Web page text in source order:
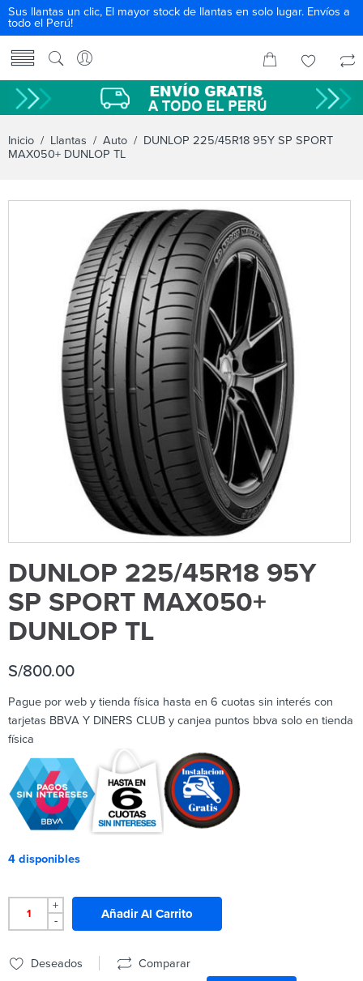
Sus llantas un clic, El mayor stock de llantas en solo lugar. Envíos a
todo el Perú!
Inicio / Llantas / Auto / DUNLOP 225/45R18 95Y SP SPORT
MAX050+ DUNLOP TL
DUNLOP 225/45R18 95Y
SP SPORT MAX050+
DUNLOP TL
S/800.00
Pague por web y tienda física hasta en 6 cuotas sin interés con
tarjetas BBVA Y DINERS CLUB y canjea puntos bbva solo en tienda
física
4 disponibles
+
-
Añadir Al Carrito
Deseados Comparar